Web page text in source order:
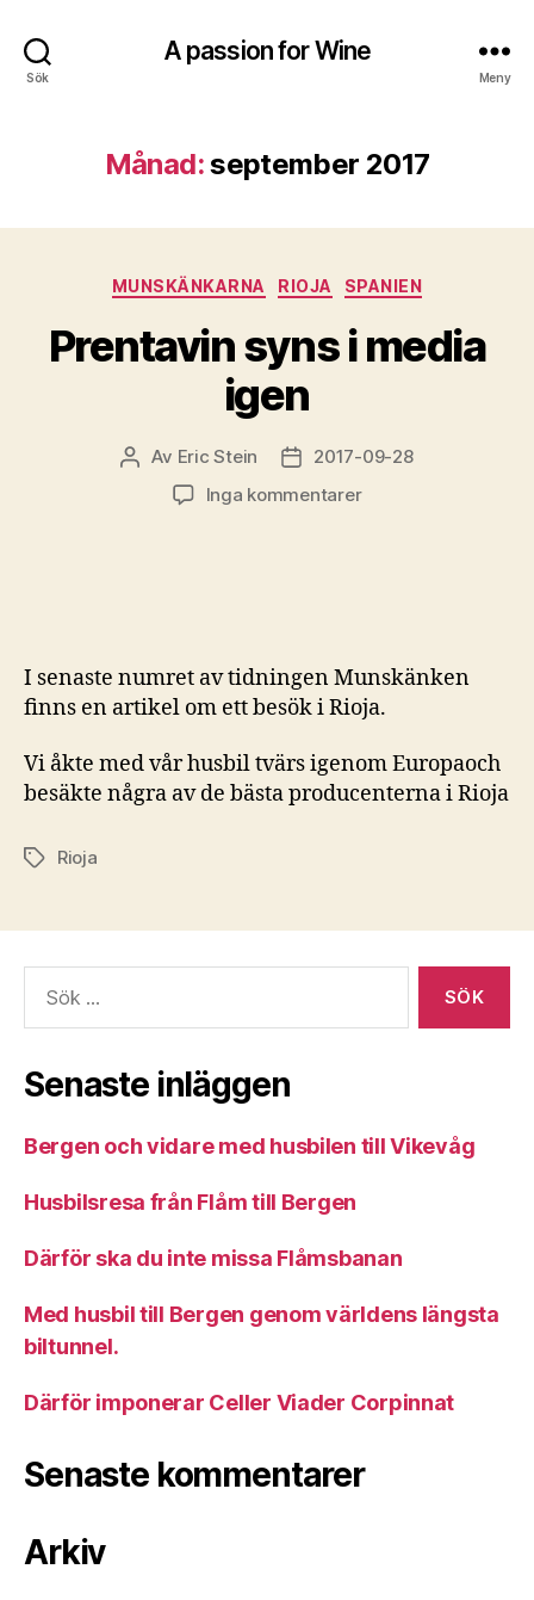
Sök
A passion for Wine
Meny
Månad:september 2017
Kategorier
MUNSKÄNKARNA RIOJA SPANIEN
Prentavin syns i media
igen
Inläggsförfattare
Av Eric Stein Inläggsdatum
2017-09-28
Inga kommentarertill
I senaste numret av tidningen Munskänken
finns en artikel om ett besök i Rioja.
Vi åkte med vår husbil tvärs igenom Europaoch
besäkte några av de bästa producenterna i Rioja
Etiketter
Rioja
efter:
Senaste inläggen
Bergen och vidare med husbilen till Vikevåg
Husbilsresa från Flåm till Bergen
Därför ska du inte missa Flåmsbanan
Med husbil till Bergen genom världens längsta
biltunnel.
Därför imponerar Celler Viader Corpinnat
Senaste kommentarer
Arkiv